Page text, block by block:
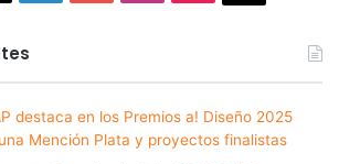
destaca en los Premios a! Diseño 2025
Mención Plata y proyectos finalistas